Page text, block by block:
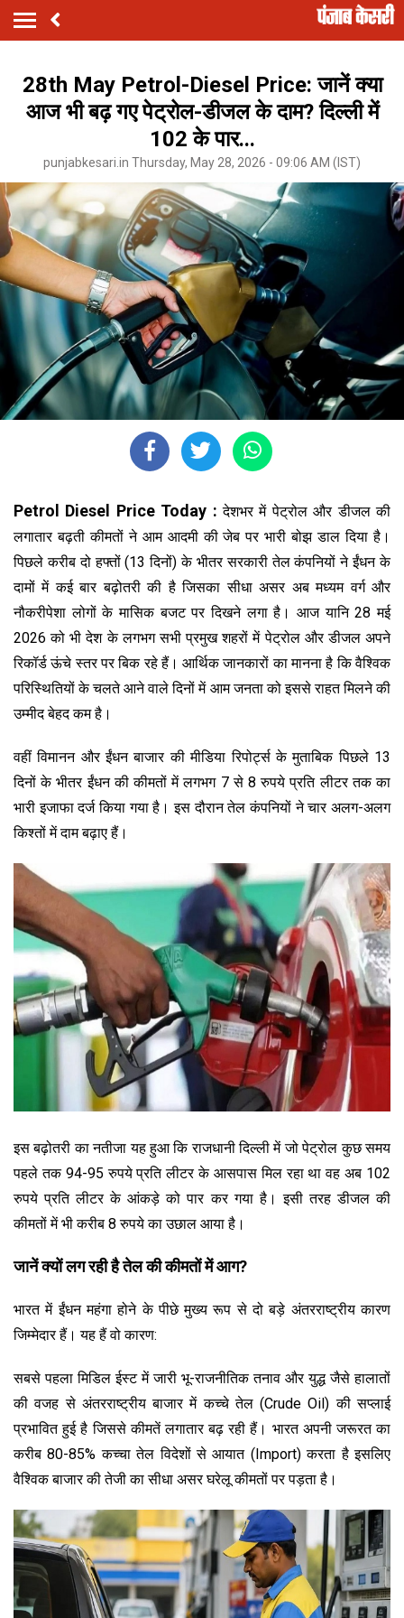
28th May Petrol-Diesel Price: जानें क्या
आज भी बढ़ गए पेट्रोल-डीजल के दाम? दिल्ली में
102 के पार...
punjabkesari.in Thursday, May 28, 2026 - 09:06 AM (IST)
Petrol Diesel Price Today :देशभर में पेट्रोल और डीजल की
लगातार बढ़ती कीमतों ने आम आदमी की जेब पर भारी बोझ डाल दिया है।
पिछले करीब दो हफ्तों (13 दिनों) के भीतर सरकारी तेल कंपनियों ने ईंधन के
दामों में कई बार बढ़ोतरी की है जिसका सीधा असर अब मध्यम वर्ग और
नौकरीपेशा लोगों के मासिक बजट पर दिखने लगा है। आज यानि 28 मई
2026 को भी देश के लगभग सभी प्रमुख शहरों में पेट्रोल और डीजल अपने
रिकॉर्ड ऊंचे स्तर पर बिक रहे हैं। आर्थिक जानकारों का मानना है कि वैश्विक
परिस्थितियों के चलते आने वाले दिनों में आम जनता को इससे राहत मिलने की
उम्मीद बेहद कम है।
वहीं विमानन और ईंधन बाजार की मीडिया रिपोर्ट्स के मुताबिक पिछले 13
दिनों के भीतर ईंधन की कीमतों में लगभग 7 से 8 रुपये प्रति लीटर तक का
भारी इजाफा दर्ज किया गया है। इस दौरान तेल कंपनियों ने चार अलग-अलग
किश्तों में दाम बढ़ाए हैं।
इस बढ़ोतरी का नतीजा यह हुआ कि राजधानी दिल्ली में जो पेट्रोल कुछ समय
पहले तक 94-95 रुपये प्रति लीटर के आसपास मिल रहा था वह अब 102
रुपये प्रति लीटर के आंकड़े को पार कर गया है। इसी तरह डीजल की
कीमतों में भी करीब 8 रुपये का उछाल आया है।
जानें क्यों लग रही है तेल की कीमतों में आग?
भारत में ईंधन महंगा होने के पीछे मुख्य रूप से दो बड़े अंतरराष्ट्रीय कारण
जिम्मेदार हैं। यह हैं वो कारण:
सबसे पहला मिडिल ईस्ट में जारी भू-राजनीतिक तनाव और युद्ध जैसे हालातों
की वजह से अंतरराष्ट्रीय बाजार में कच्चे तेल (Crude Oil) की सप्लाई
प्रभावित हुई है जिससे कीमतें लगातार बढ़ रही हैं। भारत अपनी जरूरत का
करीब 80-85% कच्चा तेल विदेशों से आयात (Import) करता है इसलिए
वैश्विक बाजार की तेजी का सीधा असर घरेलू कीमतों पर पड़ता है।